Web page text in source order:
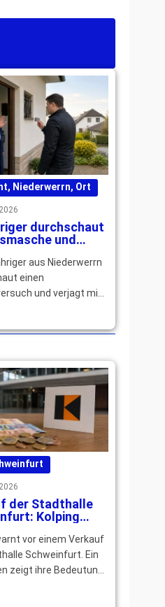
, Niederwerrn, Ort
durchschaut
und
aus Niederwerrn
einen
und verjagt mit
der Stadthalle
Kolping
vor einem Verkauf
Schweinfurt. Ein
zeigt ihre Bedeutung